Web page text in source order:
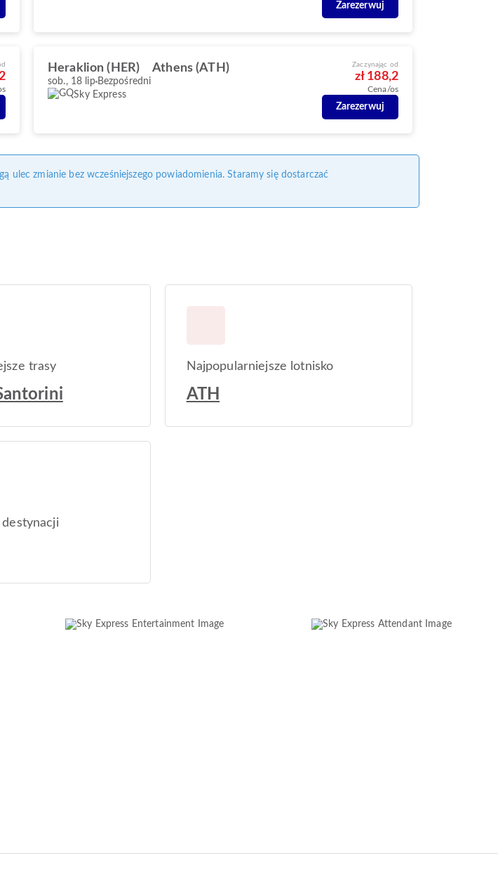
Zarezerwuj
Heraklion (HER) Athens (ATH)
sob., 18 lip Bezpośredni
Sky Express
Zaczynając od
zł 188,2
Cena/os
Zarezerwuj
ulec zmianie bez wcześniejszego powiadomienia. Staramy się dostarczać
trasy Najpopularniejsze lotnisko
ATH
destynacji